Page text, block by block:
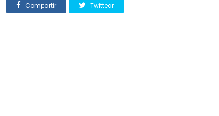
e
r
Compartir Twittear